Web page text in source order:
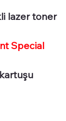
lazer toner
Special